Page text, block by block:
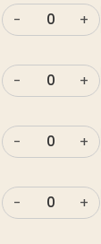
- +
- +
- +
- +